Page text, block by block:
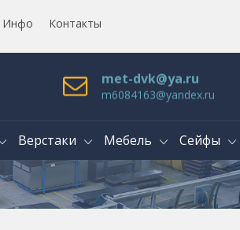
Инфо Контакты
met-dvk@ya.ru
m6084163@yandex.ru
Верстаки Мебель Сейфы